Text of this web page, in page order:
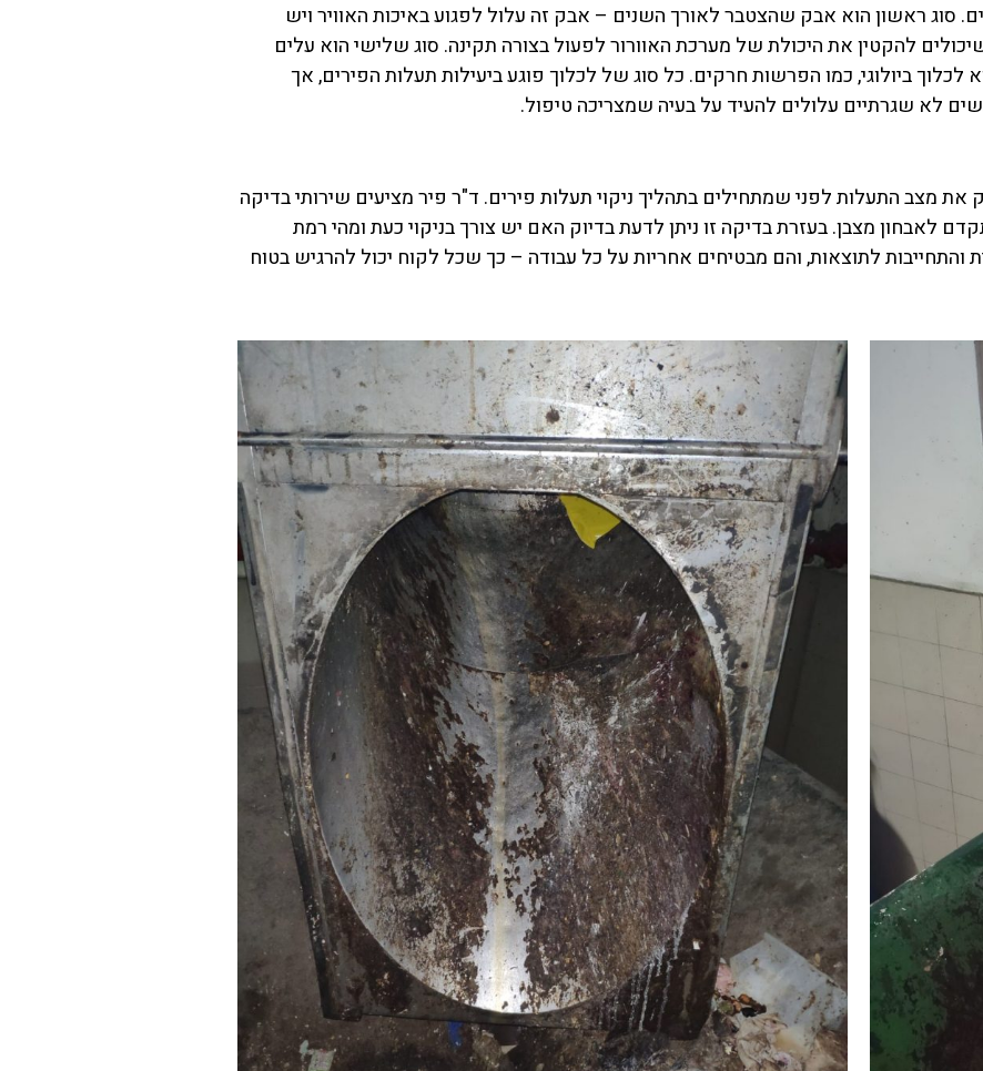
סוג ראשון הוא אבק שהצטבר לאורך השנים – אבק זה עלול לפגוע באיכות האוויר ויש
להקטין את היכולת של מערכת האוורור לפעול בצורה תקינה. סוג שלישי הוא עלים
לכלוך ביולוגי, כמו הפרשות חרקים. כל סוג של לכלוך פוגע ביעילות תעלות הפירים, אך
לא שגרתיים עלולים להעיד על בעיה שמצריכה טיפול.
מצב התעלות לפני שמתחילים בתהליך ניקוי תעלות פירים. ד"ר פיר מציעים שירותי בדיקה
לאבחון מצבן. בעזרת בדיקה זו ניתן לדעת בדיוק האם יש צורך בניקוי כעת ומהי רמת
לתוצאות, והם מבטיחים אחריות על כל עבודה – כך שכל לקוח יכול להרגיש בטוח